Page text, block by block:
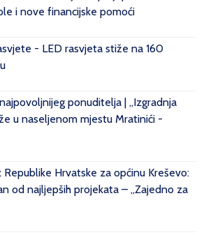
i nove financijske pomoći
- LED rasvjeta stiže na 160
ponuditelja | „Izgradnja
u naseljenom mjestu Mratinići -
Hrvatske za općinu Kreševo:
od najljepših projekata – „Zajedno za